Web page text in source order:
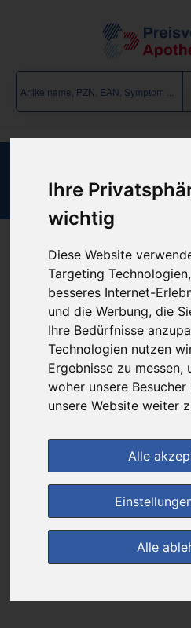
Ihre
wichtig
Diese Website
Targeting
besseres Internet-
und die Werbung, die
Ihre Bedürfnisse
Technologien nutzen
Ergebnisse zu messen,
woher unsere
unsere Website weiter
Alle
Alle
Magn Sulf Urt
Produkt
Kein Preis
Das gewünschte Produkt ist
zur